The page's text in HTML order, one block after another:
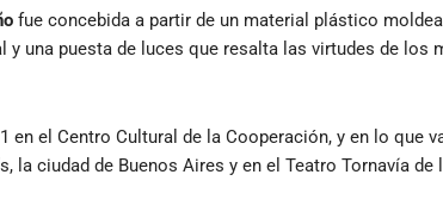
fue concebida a partir de un material plástico
una puesta de luces que resalta las virtudes de los
en el Centro Cultural de la Cooperación, y en lo que
ciudad de Buenos Aires y en el Teatro Tornavía de